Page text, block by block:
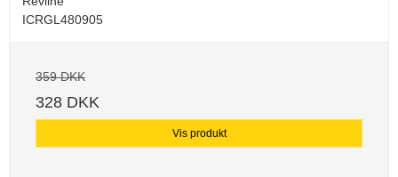
ICRGL480905
359 DKK
328 DKK
Vis produkt